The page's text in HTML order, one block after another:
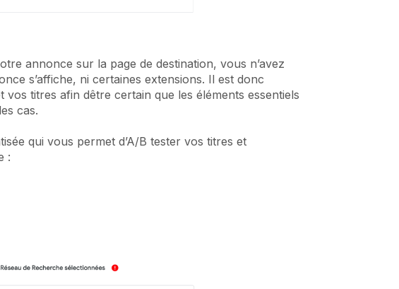
annonce sur la page de destination, vous n’avez
s’affiche, ni certaines extensions. Il est donc
titres afin dêtre certain que les éléments essentiels
cas.
qui vous permet d’A/B tester vos titres et
: